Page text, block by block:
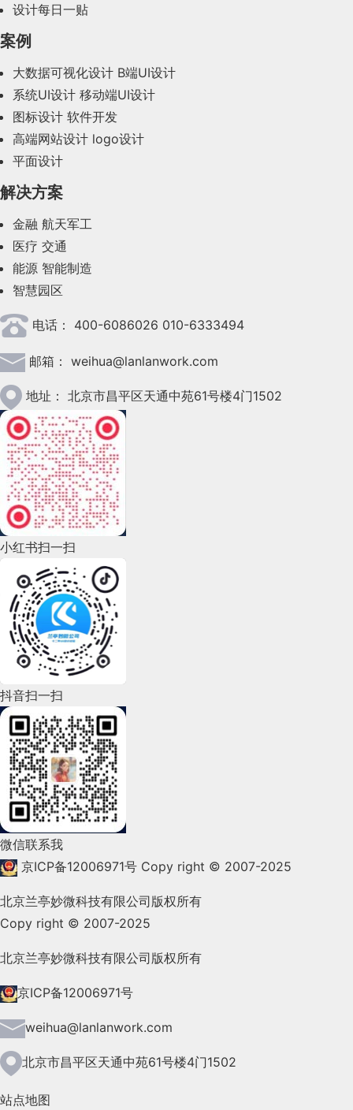
2023年10月(14)
2023年8月(88)
2023年7月(62)
2023年6月(58)
2023年5月(28)
2023年4月(47)
2023年3月(37)
2023年2月(90)
2023年1月(78)
2022年12月(45)
2022年11月(69)
2022年10月(51)
2022年9月(135)
2022年8月(60)
2022年7月(111)
2022年6月(162)
2022年5月(143)
2022年4月(86)
2022年3月(119)
2022年2月(53)
2022年1月(99)
2021年12月(105)
2021年9月(153)
2021年8月(147)
2021年7月(149)
2021年6月(157)
2021年5月(124)
设计每日一贴
案例
大数据可视化设计 B端UI设计
系统UI设计 移动端UI设计
图标设计 软件开发
高端网站设计 logo设计
平面设计
解决方案
金融 航天军工
医疗 交通
能源 智能制造
智慧园区
电话： 400-6086026 010-6333494
邮箱： weihua@lanlanwork.com
地址： 北京市昌平区天通中苑61号楼4门1502
小红书扫一扫
抖音扫一扫
微信联系我
京ICP备12006971号 Copy right © 2007-2025
北京兰亭妙微科技有限公司版权所有
Copy right © 2007-2025
北京兰亭妙微科技有限公司版权所有
京ICP备12006971号
weihua@lanlanwork.com
北京市昌平区天通中苑61号楼4门1502
站点地图